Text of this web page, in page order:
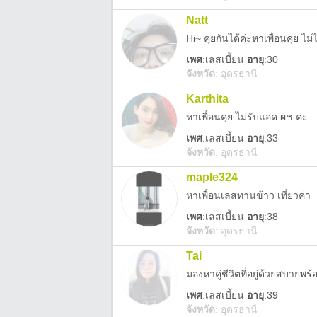
Natt
Hi~ คุยกันได้ค่ะหาเพื่อนคุย ไ
เพศ:เลสเบี้ยน อายุ:30
จังหวัด: อุดรธานี
Karthita
หาเพื่อนคุย ไม่รับแอด ผช ค่ะ
เพศ:เลสเบี้ยน อายุ:33
จังหวัด: อุดรธานี
maple324
หาเพื่อนเลสทานข้าว เที่ยวค่า
เพศ:เลสเบี้ยน อายุ:38
จังหวัด: อุดรธานี
Tai
มองหาคู่ชีวิตที่อยู่ด้วยสบายพร้
เพศ:เลสเบี้ยน อายุ:39
จังหวัด: อุดรธานี